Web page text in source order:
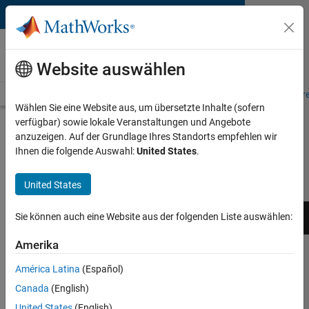
Weiter zum Inhalt
MATLAB and Simulink
Requirements
Previous Releases: System
Requirements and Supported
Compilers
Release
MATLAB
Version
System
Requirements
Supported
Compilers
R2025b
R2025a
25.1
R2024b
24.2
Website auswählen
Wählen Sie eine Website aus, um übersetzte Inhalte (sofern
verfügbar) sowie lokale Veranstaltungen und Angebote
anzuzeigen. Auf der Grundlage Ihres Standorts empfehlen wir
Ihnen die folgende Auswahl:United States.
United States
Sie können auch eine Website aus der folgenden Liste auswählen:
Amerika
América Latina (Español)
Canada (English)